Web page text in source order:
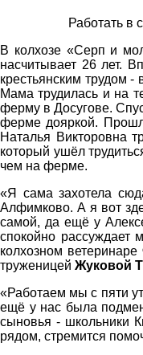
Работать в
В колхозе «Серп и
насчитывает 26 лет.
крестьянским трудом
Мама трудилась и на
ферму в Досугове.
ферме дояркой.
Наталья Викторовна
который ушёл
чем на ферме.
«Я сама захотела
Алфимково. А я вот
самой, да ещё у
спокойно рассуждает
колхозном ветеринаре
труженицей Жуковой
«Работаем мы с пяти
ещё у нас была
сыновья - школьники
рядом, стремится